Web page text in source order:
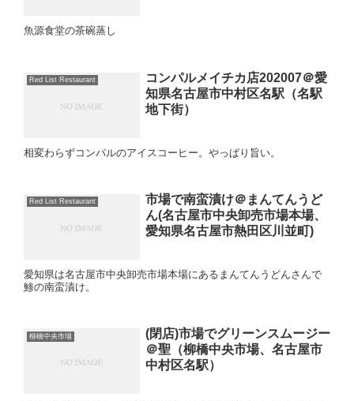
魚源食堂の茶碗蒸し
Red List Restaurant
コンパルメイチカ店202007＠愛
知県名古屋市中村区名駅（名駅
地下街）
相変わらずコンパルのアイスコーヒー。やっぱり旨い。
Red List Restaurant
市場で南蛮漬け＠まんてんうど
ん(名古屋市中央卸売市場本場、
愛知県名古屋市熱田区川並町)
愛知県は名古屋市中央卸売市場本場にあるまんてんうどんさんで
鯵の南蛮漬け。
柳橋中央市場
(閉店)市場でグリーンスムージー
＠聖（柳橋中央市場、名古屋市
中村区名駅）